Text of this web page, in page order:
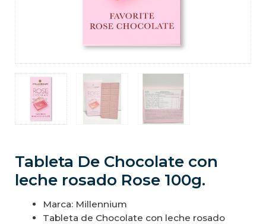
Tableta De Chocolate con
leche rosado Rose 100g.
Marca: Millennium
Tableta de Chocolate con leche rosado